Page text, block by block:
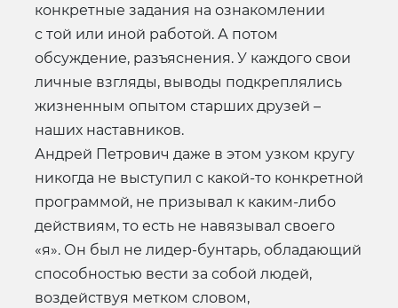
конкретные задания на ознакомлении
с той или иной работой. А потом
обсуждение, разъяснения. У каждого свои
личные взгляды, выводы подкреплялись
жизненным опытом старших друзей –
наших наставников.
Андрей Петрович даже в этом узком кругу
никогда не выступил с какой-то конкретной
программой, не призывал к каким-либо
действиям, то есть не навязывал своего
«я». Он был не лидер-бунтарь, обладающий
способностью вести за собой людей,
воздействуя метком словом,